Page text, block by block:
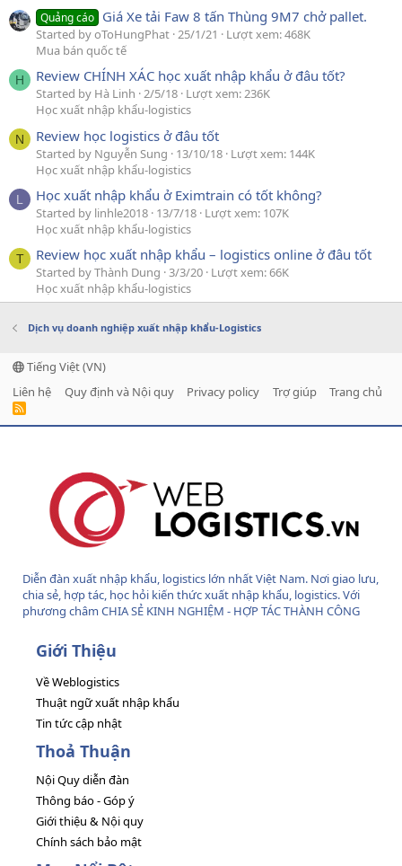
Quảng cáo Giá Xe tải Faw 8 tấn Thùng 9M7 chở pallet.
Started by oToHungPhat 25/1/21
Lượt xem: 468K
Mua bán quốc tế
H Review CHÍNH XÁC học xuất nhập khẩu ở đâu tốt?
Started by Hà Linh 2/5/18 Lượt xem: 236K
Học xuất nhập khẩu-logistics
N Review học logistics ở đâu tốt
Started by Nguyễn Sung 13/10/18 Lượt xem: 144K
Học xuất nhập khẩu-logistics
L Học xuất nhập khẩu ở Eximtrain có tốt không?
Started by linhle2018 13/7/18 Lượt xem: 107K
Học xuất nhập khẩu-logistics
T Review học xuất nhập khẩu – logistics online ở đâu tốt
Started by Thành Dung 3/3/20 Lượt xem: 66K
Học xuất nhập khẩu-logistics
Dịch vụ doanh nghiệp xuất nhập khẩu-Logistics
Tiếng Việt (VN)
Liên hệ
Quy định và Nội quy Privacy policy Trợ giúp Trang chủ
R
Diễn đàn xuất nhập khẩu, logistics lớn nhất Việt Nam. Nơi giao lưu,
chia sẻ, hợp tác, học hỏi kiến thức xuất nhập khẩu, logistics. Với
phương châm CHIA SẺ KINH NGHIỆM - HỢP TÁC THÀNH CÔNG
Giới Thiệu
Về Weblogistics
Thuật ngữ xuất nhập khẩu
Tin tức cập nhật
Thoả Thuận
Nội Quy diễn đàn
Thông báo - Góp ý
Giới thiệu & Nội quy
Chính sách bảo mật